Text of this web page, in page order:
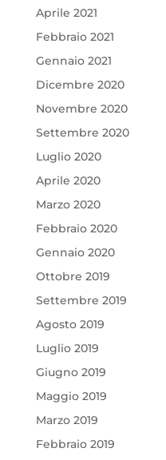
Aprile 2021
Febbraio 2021
Gennaio 2021
Dicembre 2020
Novembre 2020
Settembre 2020
Luglio 2020
Aprile 2020
Marzo 2020
Febbraio 2020
Gennaio 2020
Ottobre 2019
Settembre 2019
Agosto 2019
Luglio 2019
Giugno 2019
Maggio 2019
Marzo 2019
Febbraio 2019